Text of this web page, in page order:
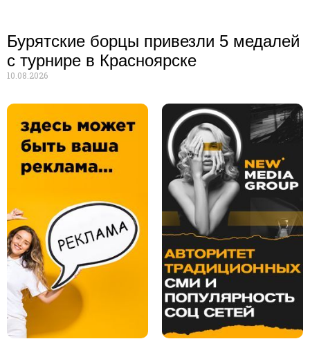
Бурятские борцы привезли 5 медалей
с турнире в Красноярске
10.08.2026